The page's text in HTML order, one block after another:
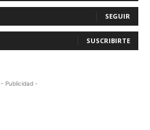
SEGUIR
SUSCRIBIRTE
- Publicidad -